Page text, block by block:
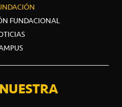
FUNDACIONAL